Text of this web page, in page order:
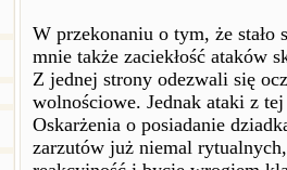
W przekonaniu o tym, że
mnie także zaciekłość ataków
Z jednej strony odezwali się
wolnościowe. Jednak ataki z
Oskarżenia o posiadanie
zarzutów już niemal